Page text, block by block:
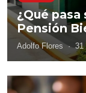
¿Qué
Pensión
Adolfo Flores· 31